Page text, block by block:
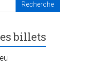
billets